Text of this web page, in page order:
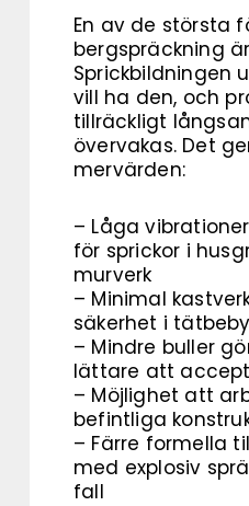
En av de största
bergspräckning
Sprickbildningen
vill ha den, och
tillräckligt
övervakas. Det
mervärden:
– Låga
för sprickor i
murverk
– Minimal
säkerhet i
– Mindre buller
lättare att
– Möjlighet att
befintliga
– Färre formella
med explosiv
fall